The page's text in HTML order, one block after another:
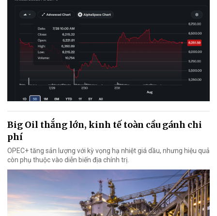
Big Oil thắng lớn, kinh tế toàn cầu gánh chi
phí
OPEC+ tăng sản lượng với kỳ vọng hạ nhiệt giá dầu, nhưng hiệu quả
còn phụ thuộc vào diễn biến địa chính trị.